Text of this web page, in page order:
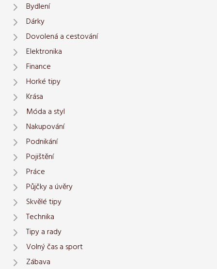
Bydlení
Dárky
Dovolená a cestování
Elektronika
Finance
Horké tipy
Krása
Móda a styl
Nakupování
Podnikání
Pojištění
Práce
Půjčky a úvěry
Skvělé tipy
Technika
Tipy a rady
Volný čas a sport
Zábava